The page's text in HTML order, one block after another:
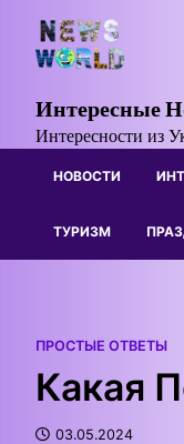
content
Интересные
Интересности из
НОВОСТИ
ТУРИЗМ
ПРОСТЫЕ ОТВЕТЫ
Какая
03.05.2024